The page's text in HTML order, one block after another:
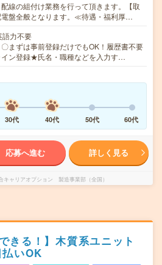
線の組付け業務を行って頂きます。【取
電盤全般となります。≪待遇・福利厚…
語力不要
まずは事前登録だけでもOK！履歴書不要
イン登録★氏名・職種などを入力す…
30代 40代 50代 60代
応募へ進む 詳しく見る
キャリアオプション 製造事業部（全国）
きる！】木質系ユニット
いOK